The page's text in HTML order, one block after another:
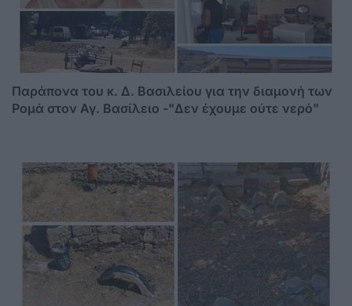
Παράπονα του κ. Δ. Βασιλείου για την διαμονή των
Ρομά στον Αγ. Βασίλειο -"Δεν έχουμε ούτε νερό"